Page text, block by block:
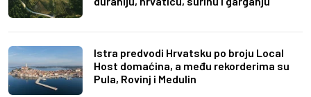
Istra predvodi Hrvatsku po broju Local
Host domaćina, a među rekorderima su
Pula, Rovinj i Medulin